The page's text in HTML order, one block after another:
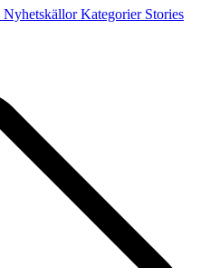
NyhetskällorKategorier Stories